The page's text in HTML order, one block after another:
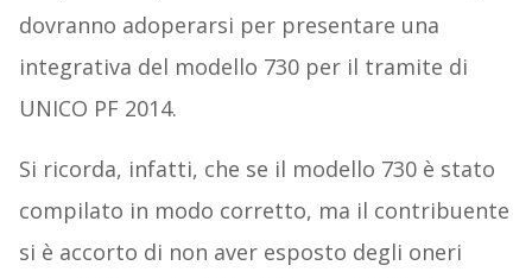
dovranno adoperarsi per presentare una
integrativa del modello 730 per il tramite di
UNICO PF 2014.
Si ricorda, infatti, che se il modello 730 è stato
compilato in modo corretto, ma il contribuente
si è accorto di non aver esposto degli oneri